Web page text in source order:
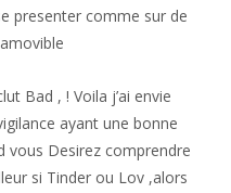
presenter comme sur de
Bad , ! Voila j’ai envie
ayant une bonne
vous Desirez comprendre
si Tinder ou Lov ,alors